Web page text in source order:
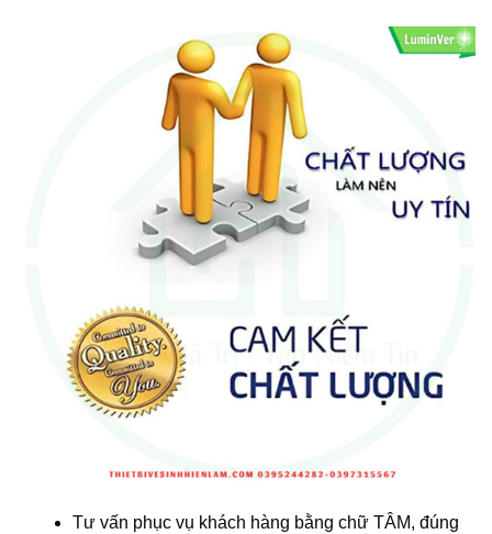
Tư vấn phục vụ khách hàng bằng chữ TÂM, đúng